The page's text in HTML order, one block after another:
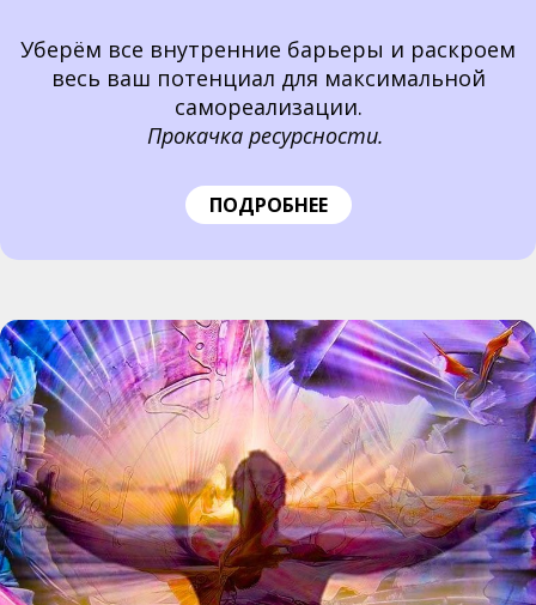
Уберём все внутренние барьеры и раскроем
весь ваш потенциал для максимальной
самореализации.
Прокачка ресурсности.
ПОДРОБНЕЕ